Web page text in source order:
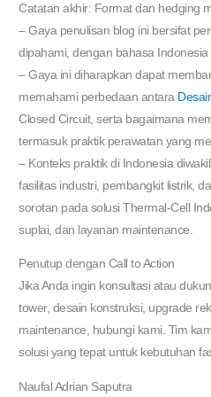
Catatan akhir: Format dan hedging
– Gaya penulisan blog ini bersifat
dipahami, dengan bahasa
– Gaya ini diharapkan dapat
memahami perbedaan antara
Closed Circuit, serta bagaimana
termasuk praktik perawatan yang
– Konteks praktik di Indonesia
fasilitas industri, pembangkit listrik,
sorotan pada solusi Thermal-Cell
suplai, dan layanan maintenance.
Penutup dengan Call to Action
Jika Anda ingin konsultasi atau
tower, desain konstruksi, upgrade
maintenance, hubungi kami. Tim
solusi yang tepat untuk kebutuhan
Naufal Adrian Saputra